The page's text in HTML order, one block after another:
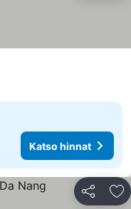
Katso hinnat
Jaa